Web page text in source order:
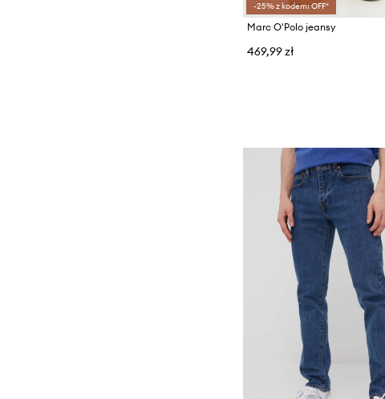
-25% z kodem: OFF*
Marc O'Polo jeansy
469,99 zł